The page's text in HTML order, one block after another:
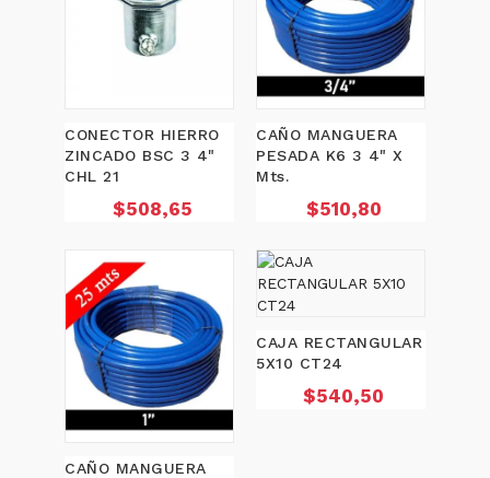
CONECTOR HIERRO
ZINCADO BSC 3 4"
CHL 21
Precio
$508,65
CAÑO MANGUERA
PESADA K6 3 4" X
Mts.
Precio
$510,80
CAÑO MANGUERA
CAJA RECTANGULAR
5X10 CT24
Precio
$540,50